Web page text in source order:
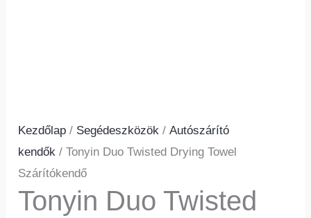
Kezdőlap / Segédeszközök /Autószárító
kendők / Tonyin Duo Twisted Drying Towel
Szárítókendő
Tonyin Duo Twisted